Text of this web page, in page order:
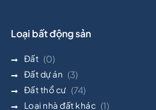
Loại bất động sản
Đất (0)
Đất dự án (3)
Đất thổ cư (74)
Loại nhà đất khác (1)